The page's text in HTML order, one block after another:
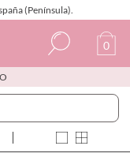
(Península).
0